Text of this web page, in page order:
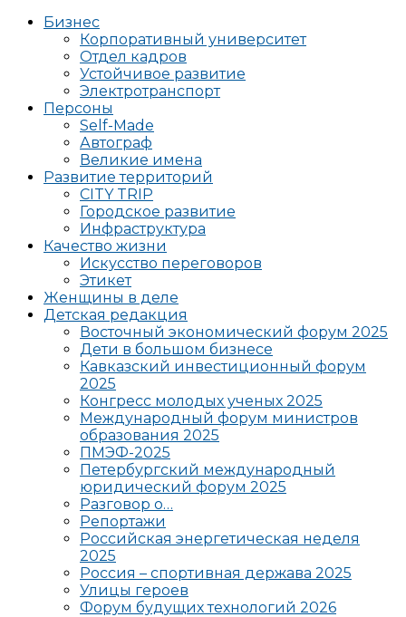
Бизнес
Корпоративный университет
Отдел кадров
Устойчивое развитие
Электротранспорт
Персоны
Self-Made
Автограф
Великие имена
Развитие территорий
CITY TRIP
Городское развитие
Инфраструктура
Качество жизни
Искусство переговоров
Этикет
Женщины в деле
Детская редакция
Восточный экономический форум 2025
Дети в большом бизнесе
Кавказский инвестиционный форум
2025
Конгресс молодых ученых 2025
Международный форум министров
образования 2025
ПМЭФ-2025
Петербургский международный
юридический форум 2025
Разговор о…
Репортажи
Российская энергетическая неделя
2025
Россия – спортивная держава 2025
Улицы героев
Форум будущих технологий 2026